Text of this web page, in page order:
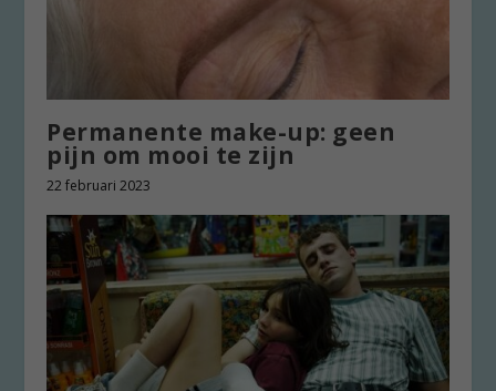
Permanente make-up: geen
pijn om mooi te zijn
22 februari 2023